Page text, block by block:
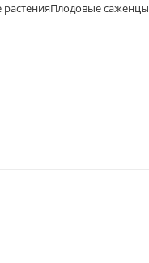
Плодовые саженцы